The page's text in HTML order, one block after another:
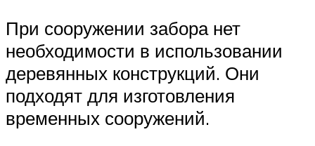
При сооружении забора нет
необходимости в использовании
деревянных конструкций. Они
подходят для изготовления
временных сооружений.